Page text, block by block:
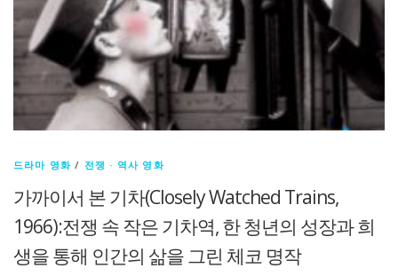
드라마 영화 / 전쟁 · 역사 영화
가까이서 본 기차(Closely Watched Trains,
1966):전쟁 속 작은 기차역, 한 청년의 성장과 희
생을 통해 인간의 삶을 그린 체코 명작